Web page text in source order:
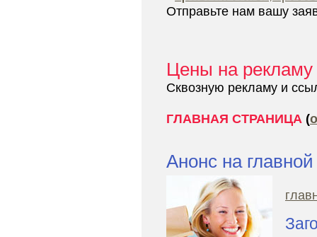
Отправьте нам вашу
Цены на рекламу
Сквозную рекламу и
ГЛАВНАЯ СТРАНИЦА (
Анонс на главной